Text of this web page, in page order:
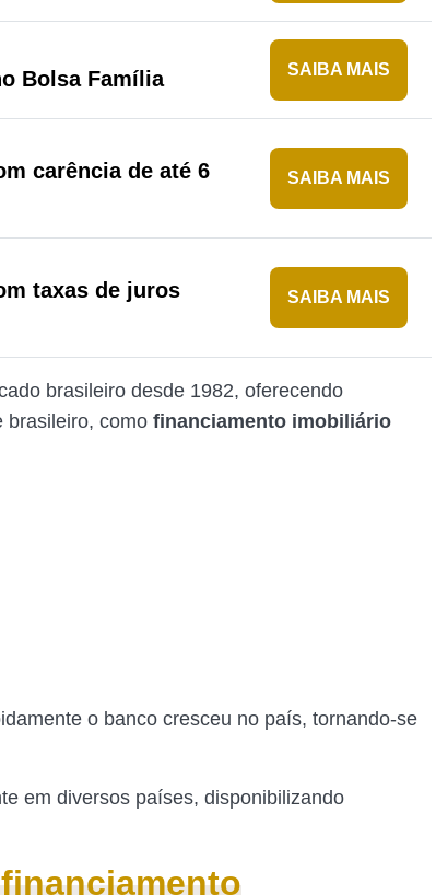
Bolsa Família SAIBA MAIS
carência de até 6
SAIBA MAIS
taxas de juros
SAIBA MAIS
brasileiro desde 1982, oferecendo
brasileiro, como financiamento imobiliário
o banco cresceu no país, tornando-se
em diversos países, disponibilizando